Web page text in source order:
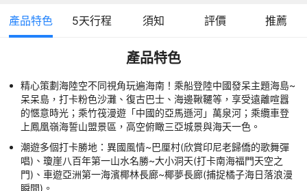
產品特色 5天行程 須知 評價 推薦
產品特色
精心策劃海陸空不同視角玩遍海南！乘船登陸中國發呆主題海島~
呆呆島，打卡粉色沙灘、復古巴士、海邊鞦韆等，享受遠離喧囂
的愜意時光；乘竹筏漫遊「中國的亞馬遜河」萬泉河；乘纜車登
上鳳凰嶺海誓山盟景區，高空俯瞰三亞城景與海天一色。
潮遊多個打卡勝地：異國風情~巴厘村(欣賞印尼老歸僑的歌舞彈
唱)、瓊崖八百年第一山水名勝~大小洞天(打卡南海福門天空之
門)、車遊亞洲第一海濱椰林長廊~椰夢長廊(捕捉橘子海日落浪漫
瞬間)。